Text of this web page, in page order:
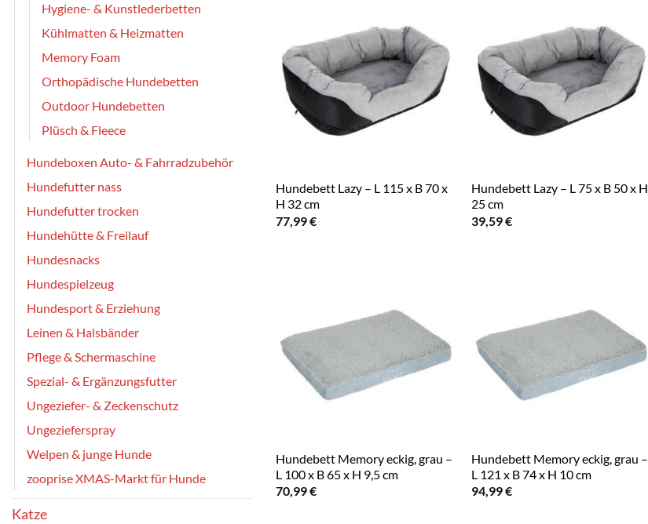
Hygiene- & Kunstlederbetten
Kühlmatten & Heizmatten
Memory Foam
Orthopädische Hundebetten
Outdoor Hundebetten
Plüsch & Fleece
Hundeboxen Auto- & Fahrradzubehör
Hundefutter nass
Hundefutter trocken
Hundehütte & Freilauf
Hundesnacks
Hundespielzeug
Hundesport & Erziehung
Leinen & Halsbänder
Pflege & Schermaschine
Spezial- & Ergänzungsfutter
Ungeziefer- & Zeckenschutz
Ungezieferspray
Welpen & junge Hunde
zooprise XMAS-Markt für Hunde
Katze
Hundebett Lazy – L 115 x B 70 x
H 32 cm
77,99€
Hundebett Lazy – L 75 x B 50 x H
25 cm
39,59€
Hundebett Memory eckig, grau –
L 100 x B 65 x H 9,5 cm
70,99€
Hundebett Memory eckig, grau –
L 121 x B 74 x H 10 cm
94,99€